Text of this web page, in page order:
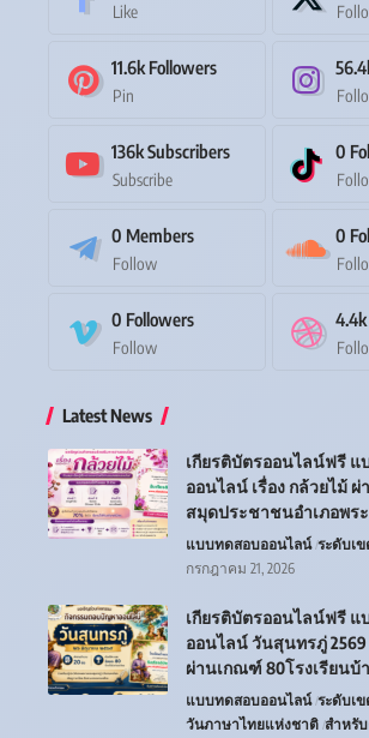
Like
11.6k Followers
Pin
136kSubscribers
Subscribe
0
0 Members
Follow
0
0 Followers
Follow
4.4k
Latest News
เกียรติบัตรออนไลน์ฟรี แ
ออนไลน์ เรื่อง กล้วยไม้
สมุดประชาชนอำเภอพร
แบบทดสอบออนไลน์ ระดับเ
กรกฎาคม 21, 2026
เกียรติบัตรออนไลน์ฟรี แ
ออนไลน์ วันสุนทรภู่
ผ่านเกณฑ์ 80โรงเรียนบ้
แบบทดสอบออนไลน์ ระดับเ
วันภาษาไทยแห่งชาติ สำหรั